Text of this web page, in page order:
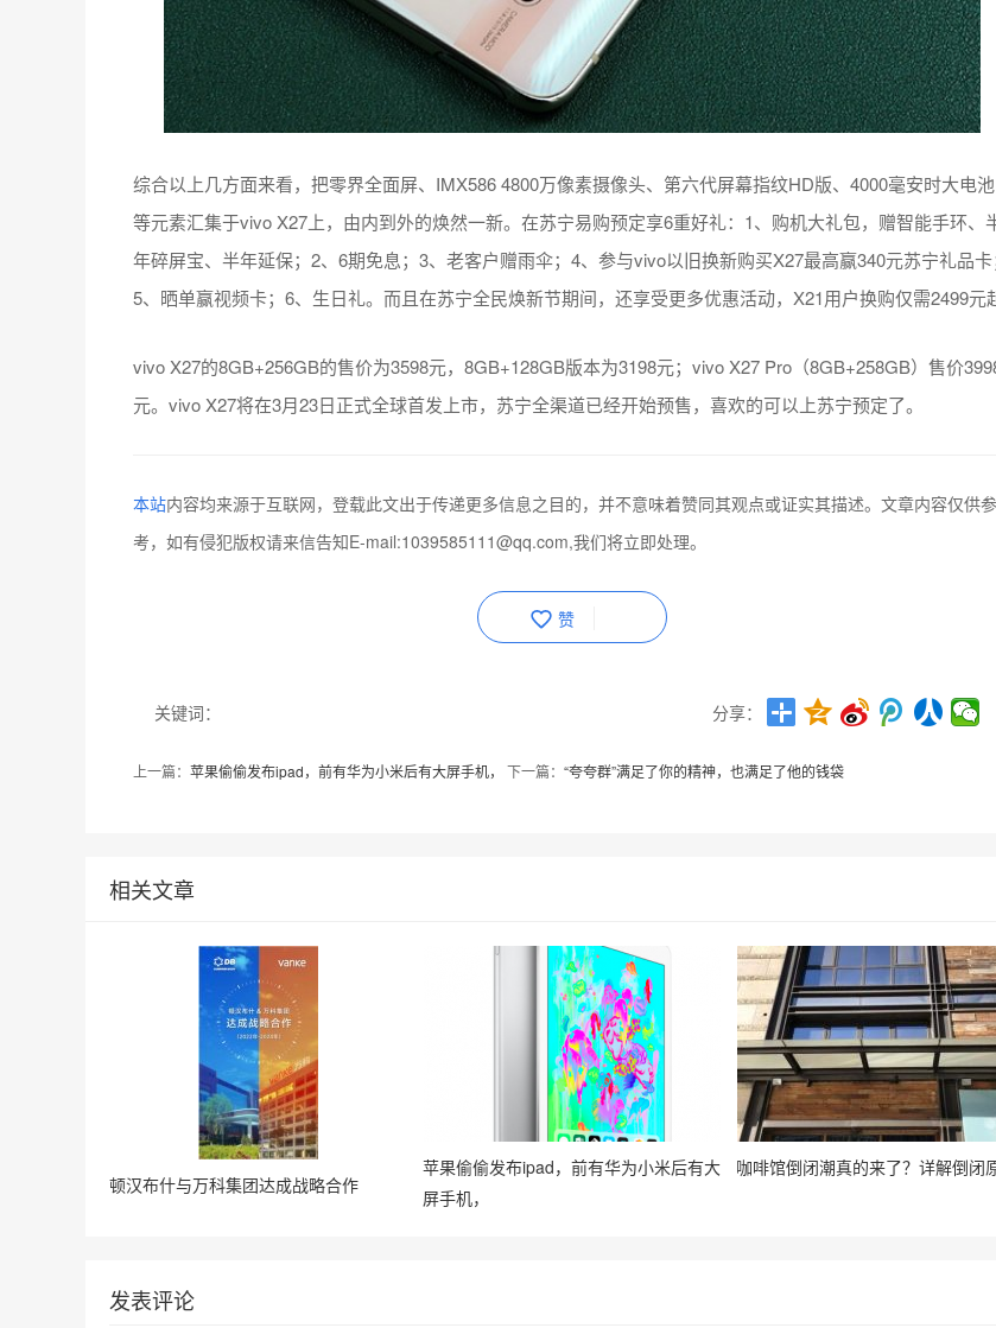
综合以上几方面来看，把零界全面屏、IMX586 4800万像素摄像头、第六代屏幕指纹HD版、4000毫安时大电池
等元素汇集于vivo X27上，由内到外的焕然一新。在苏宁易购预定享6重好礼：1、购机大礼包，赠智能手环、
年碎屏宝、半年延保；2、6期免息；3、老客户赠雨伞；4、参与vivo以旧换新购买X27最高赢340元苏宁礼品卡
5、晒单赢视频卡；6、生日礼。而且在苏宁全民焕新节期间，还享受更多优惠活动，X21用户换购仅需2499元
vivo X27的8GB+256GB的售价为3598元，8GB+128GB版本为3198元；vivo X27 Pro（8GB+258GB）售价
元。vivo X27将在3月23日正式全球首发上市，苏宁全渠道已经开始预售，喜欢的可以上苏宁预定了。
本站内容均来源于互联网，登载此文出于传递更多信息之目的，并不意味着赞同其观点或证实其描述。文章内容仅供参
考，如有侵犯版权请来信告知E-mail:1039585111@qq.com,我们将立即处理。
赞
关键词： 分享：
上一篇： 苹果偷偷发布ipad，前有华为小米后有大屏手机， 下一篇： “夸夸群”满足了你的精神，也满足了他的钱袋
相关文章
顿汉布什与万科集团达成战略合作
苹果偷偷发布ipad，前有华为小米后有大
屏手机，
咖啡馆倒闭潮真的来了？详解倒闭
发表评论